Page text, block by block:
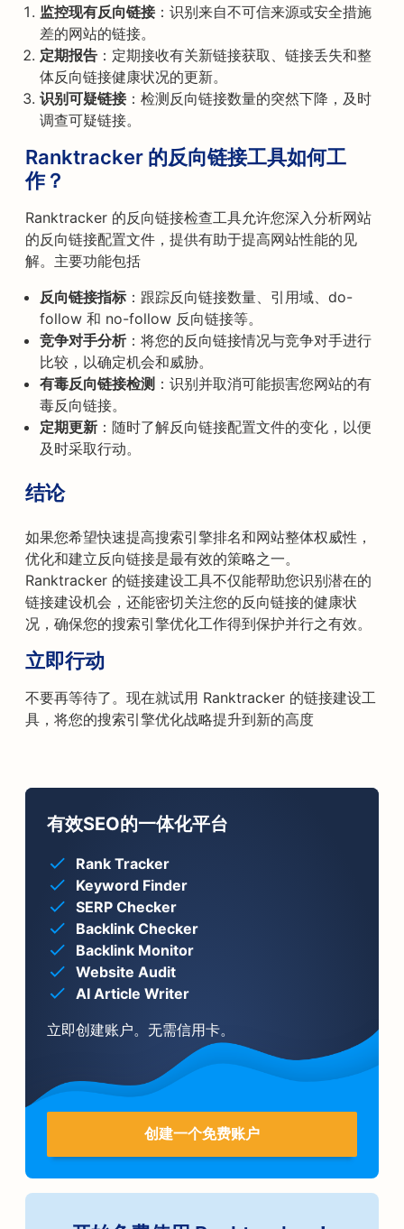
监控现有反向链接：识别来自不可信来源或安全措施
差的网站的链接。
定期报告 ：定期接收有关新链接获取、链接丢失和整
体反向链接健康状况的更新。
识别可疑链接：检测反向链接数量的突然下降，及时
调查可疑链接。
Ranktracker 的反向链接工具如何工
作？
Ranktracker 的反向链接检查工具允许您深入分析网站
的反向链接配置文件，提供有助于提高网站性能的见
解。主要功能包括
反向链接指标：跟踪反向链接数量、引用域、do-
follow 和 no-follow 反向链接等。
竞争对手分析：将您的反向链接情况与竞争对手进行
比较，以确定机会和威胁。
有毒反向链接检测 ：识别并取消可能损害您网站的有
毒反向链接。
定期更新 ：随时了解反向链接配置文件的变化，以便
及时采取行动。
结论
如果您希望快速提高搜索引擎排名和网站整体权威性，
优化和建立反向链接是最有效的策略之一。
Ranktracker 的链接建设工具不仅能帮助您识别潜在的
链接建设机会，还能密切关注您的反向链接的健康状
况，确保您的搜索引擎优化工作得到保护并行之有效。
立即行动
不要再等待了。现在就试用 Ranktracker 的链接建设工
具，将您的搜索引擎优化战略提升到新的高度
有效SEO的一体化平台
Rank Tracker
Keyword Finder
SERP Checker
Backlink Checker
Backlink Monitor
Website Audit
AI Article Writer
立即创建账户。无需信用卡。
创建一个免费账户